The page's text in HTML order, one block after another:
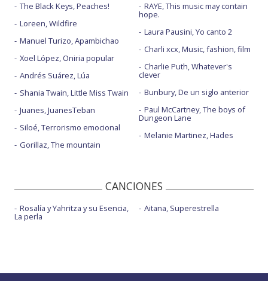
The Black Keys, Peaches!
Loreen, Wildfire
Manuel Turizo, Apambichao
Xoel López, Oniria popular
Andrés Suárez, Lúa
Shania Twain, Little Miss Twain
Juanes, JuanesTeban
Siloé, Terrorismo emocional
Gorillaz, The mountain
RAYE, This music may contain
hope.
Laura Pausini, Yo canto 2
Charli xcx, Music, fashion, film
Charlie Puth, Whatever's
clever
Bunbury, De un siglo anterior
Paul McCartney, The boys of
Dungeon Lane
Melanie Martinez, Hades
CANCIONES
Rosalía y Yahritza y su Esencia,
La perla
Aitana, Superestrella